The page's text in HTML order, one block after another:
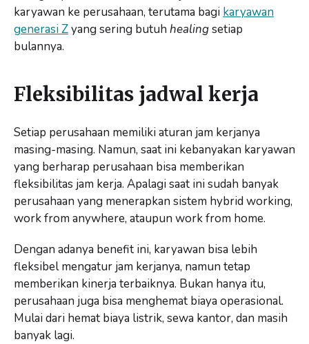
karyawan ke perusahaan, terutama bagi karyawan
generasi Zyang sering butuh healingsetiap
bulannya.
Fleksibilitas jadwal kerja
Setiap perusahaan memiliki aturan jam kerjanya
masing-masing. Namun, saat ini kebanyakan karyawan
yang berharap perusahaan bisa memberikan
fleksibilitas jam kerja. Apalagi saat ini sudah banyak
perusahaan yang menerapkan sistem hybrid working,
work from anywhere, ataupun work from home.
Dengan adanya benefit ini, karyawan bisa lebih
fleksibel mengatur jam kerjanya, namun tetap
memberikan kinerja terbaiknya. Bukan hanya itu,
perusahaan juga bisa menghemat biaya operasional.
Mulai dari hemat biaya listrik, sewa kantor, dan masih
banyak lagi.